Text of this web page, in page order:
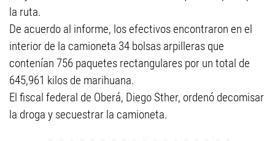
la ruta.
De acuerdo al informe, los efectivos encontraron en el
interior de la camioneta 34 bolsas arpilleras que
contenían 756 paquetes rectangulares por un total de
645,961 kilos de marihuana.
El fiscal federal de Oberá, Diego Sther, ordenó decomisar
la droga y secuestrar la camioneta.